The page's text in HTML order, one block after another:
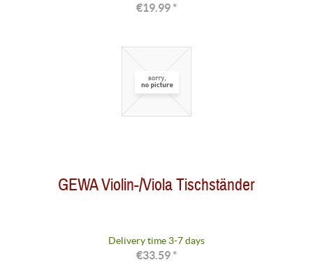
€19.99 *
GEWA Violin-/Viola Tischständer
Delivery time 3-7 days
€33.59 *